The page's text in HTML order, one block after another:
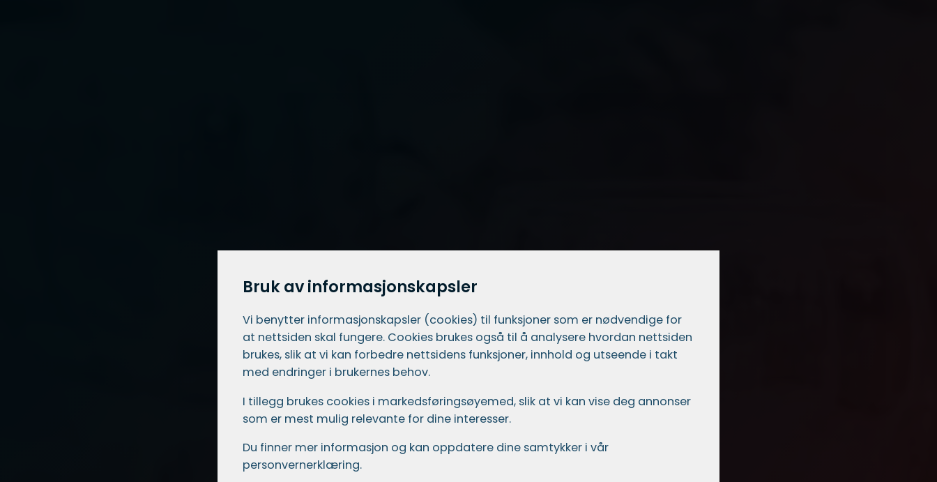
Bruk av informasjonskapsler
Vi benytter informasjons­kapsler (cookies) til funksjoner som er nødvendige for
at nettsiden skal fungere. Cookies brukes også til å analysere hvordan nettsiden
brukes, slik at vi kan forbedre nettsidens funksjoner, innhold og utseende i takt
med endringer i brukernes behov.
I tillegg brukes cookies i markedsførings­øyemed, slik at vi kan vise deg annonser
som er mest mulig relevante for dine interesser.
Du finner mer informasjon og kan oppdatere dine samtykker i vår
personvernerklæring.